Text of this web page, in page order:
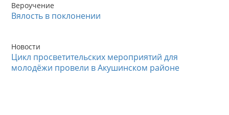
Вероучение
Вялость в поклонении
Новости
Цикл просветительских мероприятий для
молодёжи провели в Акушинском районе